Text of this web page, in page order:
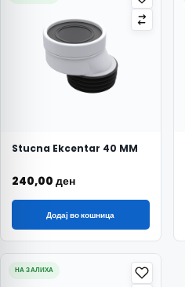
Stucna Ekcentar 40 MM
240,00 ден
Додај во кошница
НА ЗАЛИХА